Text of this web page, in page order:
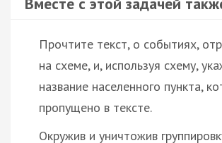
Прочтите текст, о событиях,
на схеме, и, используя схему,
название населенного пункта,
пропущено в тексте.
Окружив и уничтожив